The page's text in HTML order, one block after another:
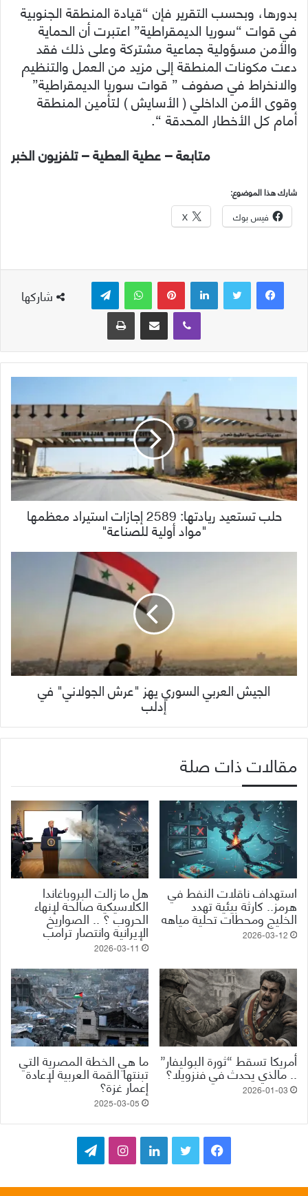
بدورها، وبحسب التقرير فإن “قيادة المنطقة الجنوبية
في قوات “سوريا الديمقراطية” اعتبرت أن الحماية
والأمن مسؤولية جماعية مشتركة وعلى ذلك فقد
دعت مكونات المنطقة إلى مزيد من العمل والتنظيم
والانخراط في صفوف ” قوات سوريا الديمقراطية”
وقوى الأمن الداخلي ( الأسايش ) لتأمين المنطقة
أمام كل الأخطار المحدقة “.
متابعة – عطية العطية – تلفزيون الخبر
شارك هذا الموضوع:
فيس بوك X
شاركها
لينكدإن بينتيريست واتساب
ڤايبر
مشاركة عبر البريد طباعة
حلب تستعيد ريادتها: 2589 إجازات استيراد معظمها
"مواد أولية للصناعة"
الجيش العربي السوري يهز "عرش الجولاني" في
إدلب
مقالات ذات صلة
استهداف ناقلات النفط في
هرمز.. كارثة بيئية تهدد
الخليج ومحطات تحلية مياهه
2026-03-12
هل ما زالت البروباغاندا
الكلاسيكية صالحة لإنهاء
الحروب ؟ .. الصواريخ
الإيرانية وانتصار ترامب
2026-03-11
أمريكا تسقط “ثورة البوليفار”
.. مالذي يحدث في فنزويلا؟
2026-01-03
ما هي الخطة المصرية التي
تبنتها القمة العربية لإعادة
إعمار غزة؟
2025-03-05